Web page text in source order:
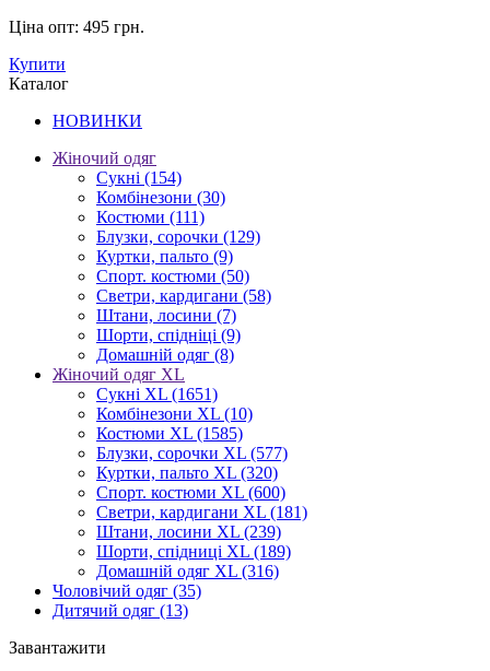
Ціна опт: 495 грн.
Купити
Каталог
НОВИНКИ
Жіночий одяг
Сукні (154)
Комбінезони (30)
Костюми (111)
Блузки, сорочки (129)
Куртки, пальто (9)
Спорт. костюми (50)
Светри, кардигани (58)
Штани, лосини (7)
Шорти, спідніці (9)
Домашній одяг (8)
Жіночий одяг XL
Cукні XL (1651)
Комбінезони XL (10)
Костюми XL (1585)
Блузки, сорочки XL (577)
Куртки, пальто XL (320)
Спорт. костюми XL (600)
Светри, кардигани XL (181)
Штани, лосини XL (239)
Шорти, спідниці XL (189)
Домашній одяг XL (316)
Чоловічий одяг (35)
Дитячий одяг (13)
Завантажити